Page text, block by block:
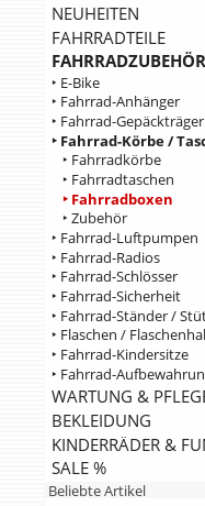
NEUHEITEN
FAHRRADTEILE
FAHRRADZUBEHÖR
‣ E-Bike
‣ Fahrrad-Anhänger
‣ Fahrrad-Gepäckträger
‣ Fahrrad-Körbe /
‣ Fahrradkörbe
‣ Fahrradtaschen
‣ Fahrradboxen
‣ Zubehör
‣ Fahrrad-Luftpumpen
‣ Fahrrad-Radios
‣ Fahrrad-Schlösser
‣ Fahrrad-Sicherheit
‣ Fahrrad-Ständer /
‣ Flaschen /
‣ Fahrrad-Kindersitze
‣ Fahrrad-
WARTUNG &
BEKLEIDUNG
KINDERRÄDER &
SALE %
Beliebte Artikel